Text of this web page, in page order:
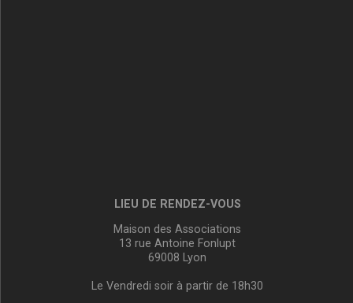
LIEU DE RENDEZ-VOUS
Maison des Associations
13 rue Antoine Fonlupt
69008 Lyon
Le Vendredi soir à partir de 18h30